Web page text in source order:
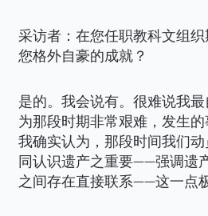
采访者：在您任职教科文组
您格外自豪的成就？
是的。我会说有。很难说我
为那段时期非常艰难，发生
我确实认为，那段时间我们
同认识遗产之重要——强调遗
之间存在直接联系——这一点